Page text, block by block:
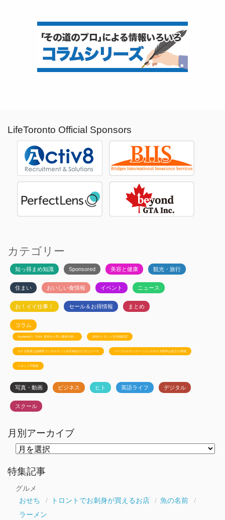
LifeToronto Official Sponsors
カテゴリー
知っ得まめ知識 Sponsored 美容と健康 観光・旅行
住まい おいしい食情報 イベント ニュース
お！イイ仕事！ セール＆お得情報 まとめ
コラム
Ayudanteの「GA4: 基本から学ぶ最新分析」 JSSのトロント生活相談室
カナダ政府公認移民コンサルタント白石有紀のビザニュース メープルエデュケーションのカナダ留学お役立ち情報
トロント不動産
写真・動画 ビジネス ヒト 英語ライフ デジタル
スクール
月別アーカイブ
ー
カ
特集記事
グルメ
おせち
トロントでお刺身が買えるお店
魚の名前
ラーメン